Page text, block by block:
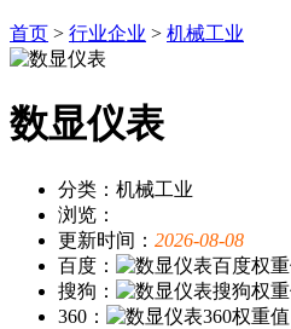
首页 > 行业企业 > 机械工业
数显仪表
分类：机械工业
浏览：
更新时间： 2026-08-08
百度：
搜狗：
360：